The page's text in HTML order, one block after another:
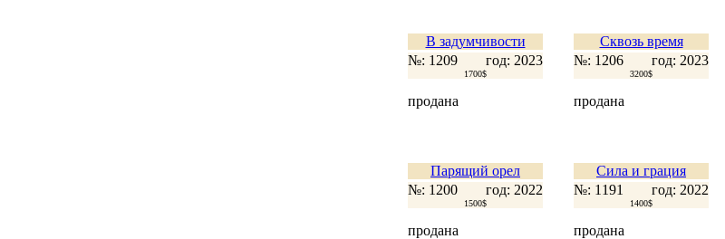
В задумчивости
№: 1209
год: 2023
1700$
продана
Сквозь время
№: 1206
год: 2023
3200$
продана
Парящий орел
№: 1200
год: 2022
1500$
продана
Сила и грация
№: 1191
год: 2022
1400$
продана